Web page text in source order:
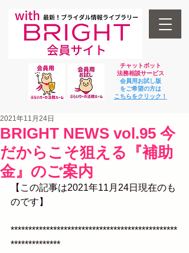
チャットボット
法務相談サービス
会員用お試し版
をご希望の方は
​こちらをクリック！
BRIGHT NEWS vol.95 今
だからこそ狙える『補助
金』のご案内
2021年11月24日
【この記事は2021年11月24日現在のも
のです】
***********************************************
**************